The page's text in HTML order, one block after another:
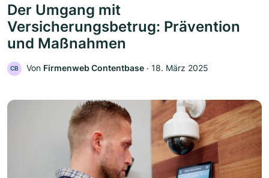
Der Umgang mit
Versicherungsbetrug: Prävention
und Maßnahmen
CB Von Firmenweb Contentbase ‧ 18. März 2025